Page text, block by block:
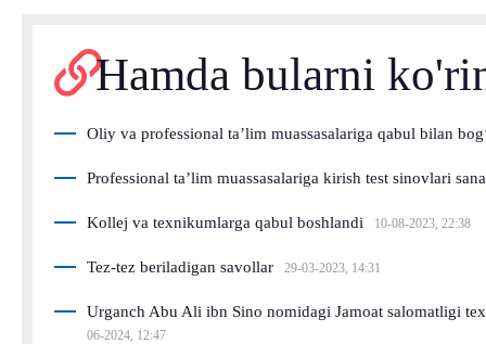
Hamda bularni
Oliy va professional ta’lim muassasalariga qabul bilan
Professional ta’lim muassasalariga kirish test sinovlari
Kollej va texnikumlarga qabul boshlandi 10-08-2023, 22:38
Tez-tez beriladigan savollar 29-03-2023, 14:31
Urganch Abu Ali ibn Sino nomidagi Jamoat salomatligi
06-2024, 12:47